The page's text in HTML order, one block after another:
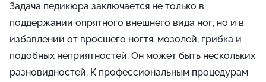
Задача педикюра заключается не только в
поддержании опрятного внешнего вида ног, но и в
избавлении от вросшего ногтя, мозолей, грибка и
подобных неприятностей. Он может быть нескольких
разновидностей. К профессиональным процедурам